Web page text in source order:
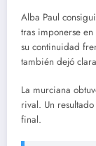
Alba Paul
tras imponerse
su continuidad
también dejó
La murciana
rival. Un
final.